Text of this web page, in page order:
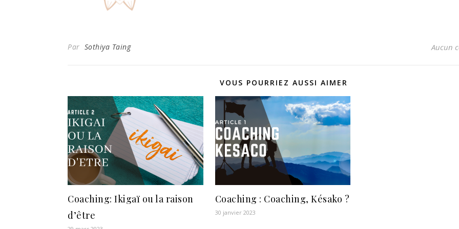
Par Sothiya Taing Aucun
VOUS POURRIEZ AUSSI AIMER
Coaching: Ikigaï ou la raison
d’être
Coaching : Coaching, Késako ?
30 janvier 2023